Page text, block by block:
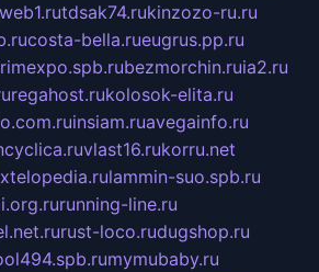
tdsak74.rukinzozo-ru.ru
costa-bella.rueugrus.pp.ru
bezmorchin.ruia2.ru
regahost.rukolosok-elita.ru
insiam.ruavegainfo.ru
vlast16.rukorru.net
lammin-suo.spb.ru
running-line.ru
rust-loco.rudugshop.ru
mymubaby.ru